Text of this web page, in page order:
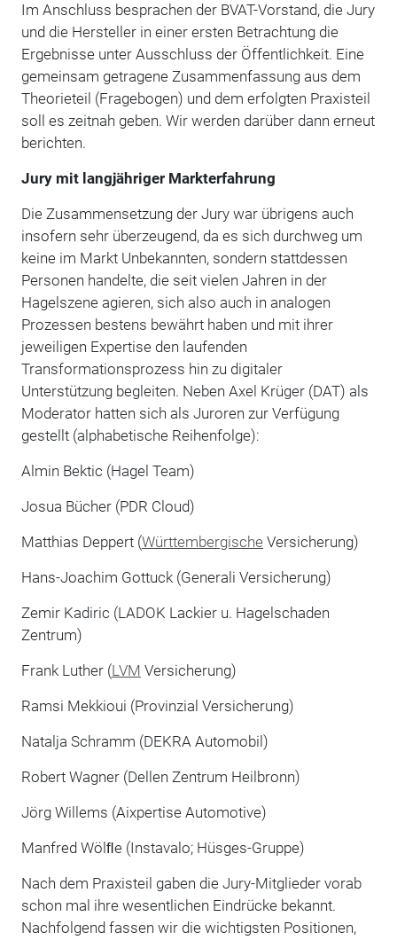
Im Anschluss besprachen der BVAT-Vorstand, die Jury
und die Hersteller in einer ersten Betrachtung die
Ergebnisse unter Ausschluss der Öffentlichkeit. Eine
gemeinsam getragene Zusammenfassung aus dem
Theorieteil (Fragebogen) und dem erfolgten Praxisteil
soll es zeitnah geben. Wir werden darüber dann erneut
berichten.
Jury mit langjähriger Markterfahrung
Die Zusammensetzung der Jury war übrigens auch
insofern sehr überzeugend, da es sich durchweg um
keine im Markt Unbekannten, sondern stattdessen
Personen handelte, die seit vielen Jahren in der
Hagelszene agieren, sich also auch in analogen
Prozessen bestens bewährt haben und mit ihrer
jeweiligen Expertise den laufenden
Transformationsprozess hin zu digitaler
Unterstützung begleiten. Neben Axel Krüger (DAT) als
Moderator hatten sich als Juroren zur Verfügung
gestellt (alphabetische Reihenfolge):
Almin Bektic (Hagel Team)
Josua Bücher (PDR Cloud)
Matthias Deppert (Württembergische Versicherung)
Hans-Joachim Gottuck (Generali Versicherung)
Zemir Kadiric (LADOK Lackier u. Hagelschaden
Zentrum)
Frank Luther (LVM Versicherung)
Ramsi Mekkioui (Provinzial Versicherung)
Natalja Schramm (DEKRA Automobil)
Robert Wagner (Dellen Zentrum Heilbronn)
Jörg Willems (Aixpertise Automotive)
Manfred Wölﬂe (Instavalo; Hüsges-Gruppe)
Nach dem Praxisteil gaben die Jury-Mitglieder vorab
schon mal ihre wesentlichen Eindrücke bekannt.
Nachfolgend fassen wir die wichtigsten Positionen,